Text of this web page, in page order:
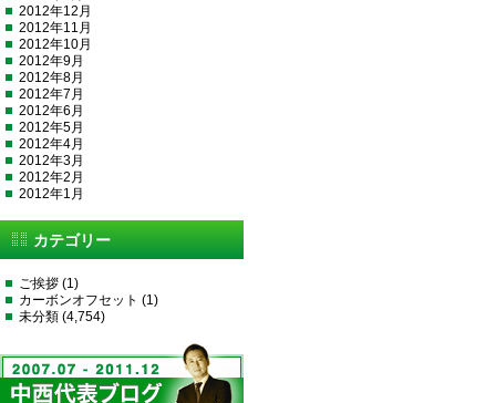
2012年12月
2012年11月
2012年10月
2012年9月
2012年8月
2012年7月
2012年6月
2012年5月
2012年4月
2012年3月
2012年2月
2012年1月
カテゴリー
ご挨拶 (1)
カーボンオフセット (1)
未分類 (4,754)